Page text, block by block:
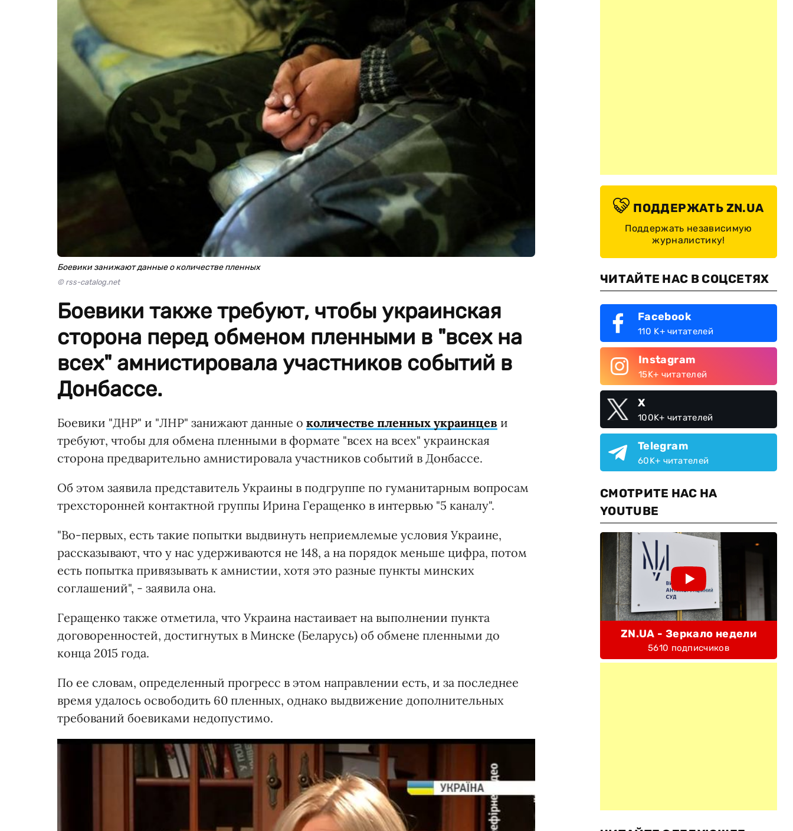
Боевики занижают данные о количестве пленных
© rss-catalog.net
Боевики также требуют, чтобы украинская
сторона перед обменом пленными в "всех на
всех" амнистировала участников событий в
Донбассе.
Боевики "ДНР" и "ЛНР" занижают данные о количестве пленных украинцев и
требуют, чтобы для обмена пленными в формате "всех на всех" украинская
сторона предварительно амнистировала участников событий в Донбассе.
Об этом заявила представитель Украины в подгруппе по гуманитарным вопросам
трехсторонней контактной группы Ирина Геращенко в интервью "5 каналу".
"Во-первых, есть такие попытки выдвинуть неприемлемые условия Украине,
рассказывают, что у нас удерживаются не 148, а на порядок меньше цифра, потом
есть попытка привязывать к амнистии, хотя это разные пункты минских
соглашений", - заявила она.
Геращенко также отметила, что Украина настаивает на выполнении пункта
договоренностей, достигнутых в Минске (Беларусь) об обмене пленными до
конца 2015 года.
По ее словам, определенный прогресс в этом направлении есть, и за последнее
время удалось освободить 60 пленных, однако выдвижение дополнительных
требований боевиками недопустимо.
ПОДДЕРЖАТЬ ZN.UA
Поддержать независимую
журналистику!
ЧИТАЙТЕ НАС В СОЦСЕТЯХ
Facebook
110 K+ читателей
Instagram
15K+ читателей
X
100K+ читателей
Telegram
60K+ читателей
СМОТРИТЕ НАС НА
YOUTUBE
ZN.UA - Зеркало недели
5610 подписчиков